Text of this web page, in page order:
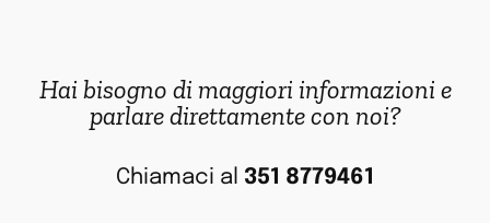
Hai bisogno di maggiori informazioni e
parlare direttamente con noi?
Chiamaci al 351 8779461